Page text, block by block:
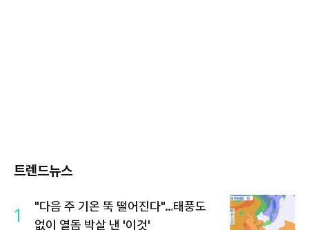
트렌드뉴스
1
"다음 주 기온 뚝 떨어진다"…태풍도
없이 열돔 박살 낸 '이것'